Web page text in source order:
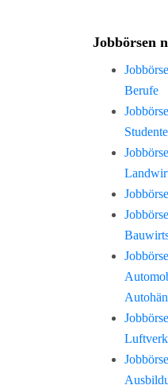
Jobbörsen
Berufe